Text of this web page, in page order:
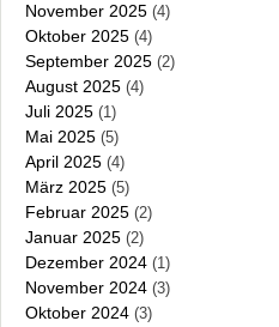
November 2025 (4)
Oktober 2025 (4)
September 2025 (2)
August 2025 (4)
Juli 2025 (1)
Mai 2025 (5)
April 2025 (4)
März 2025 (5)
Februar 2025 (2)
Januar 2025 (2)
Dezember 2024 (1)
November 2024 (3)
Oktober 2024 (3)